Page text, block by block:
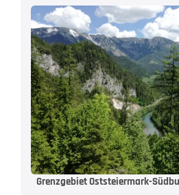
Grenzgebiet Oststeiermark-